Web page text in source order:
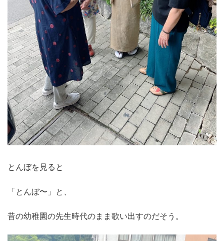
とんぼを見ると
「とんぼ〜」と、
昔の幼稚園の先生時代のまま歌い出すのだそう。